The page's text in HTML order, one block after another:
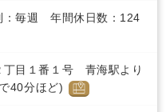
毎週 年間休日数：124
丁目１番１号 青海駅より
40分ほど)